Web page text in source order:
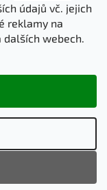
údajů vč. jejich
reklamy na
webech.